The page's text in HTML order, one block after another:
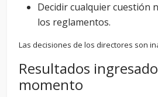
Decidir cualquier cuestión
los reglamentos.
Las decisiones de los directores son
Resultados
momento